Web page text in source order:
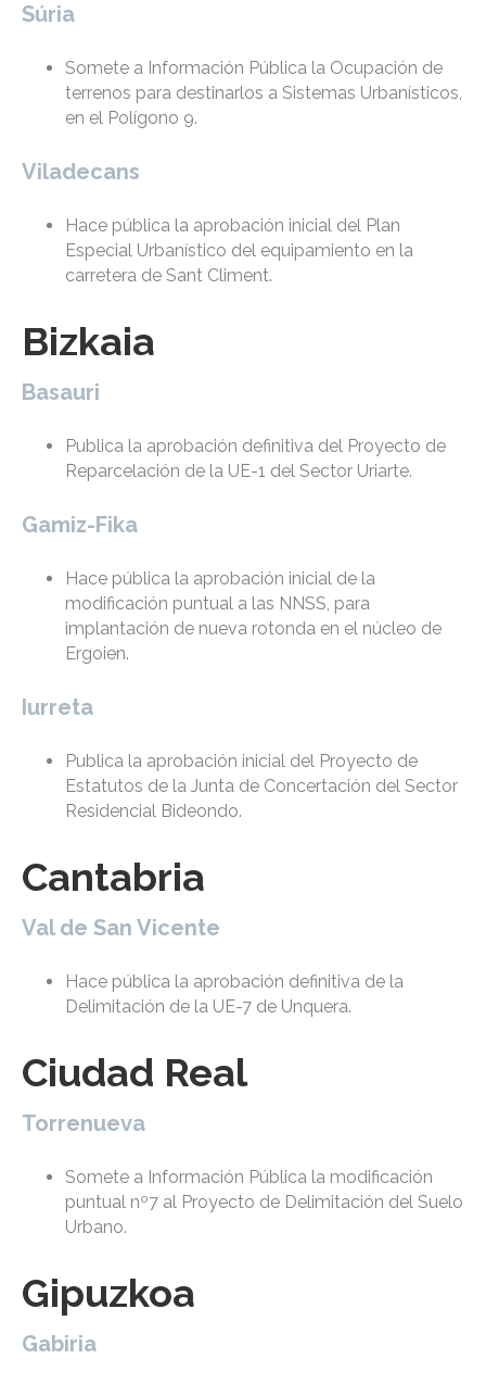
Súria
Somete a Información Pública la Ocupación de
terrenos para destinarlos a Sistemas Urbanísticos,
en el Polígono 9.
Viladecans
Hace pública la aprobación inicial del Plan
Especial Urbanístico del equipamiento en la
carretera de Sant Climent.
Bizkaia
Basauri
Publica la aprobación definitiva del Proyecto de
Reparcelación de la UE-1 del Sector Uriarte.
Gamiz-Fika
Hace pública la aprobación inicial de la
modificación puntual a las NNSS, para
implantación de nueva rotonda en el núcleo de
Ergoien.
Iurreta
Publica la aprobación inicial del Proyecto de
Estatutos de la Junta de Concertación del Sector
Residencial Bideondo.
Cantabria
Val de San Vicente
Hace pública la aprobación definitiva de la
Delimitación de la UE-7 de Unquera.
Ciudad Real
Torrenueva
Somete a Información Pública la modificación
puntual nº7 al Proyecto de Delimitación del Suelo
Urbano.
Gipuzkoa
Gabiria